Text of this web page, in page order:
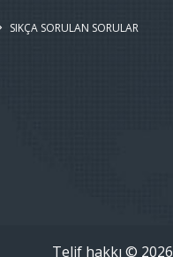
SIKÇA SORULAN SORULAR
Telif hakkı © 2026